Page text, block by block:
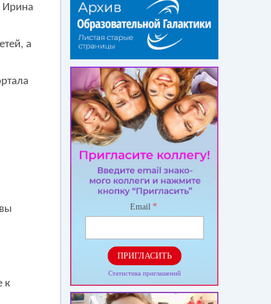
Ирина
а
к
Email *
ПРИГЛАСИТЬ
Статистика приглашений